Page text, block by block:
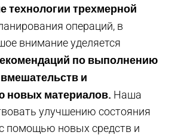
технологии трехмерной
операций, в
внимание уделяется
по выполнению
и
новых материалов. Наша
улучшению состояния
помощью новых средств и